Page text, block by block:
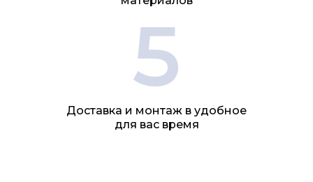
5
Доставка и монтаж в удобное
для вас время